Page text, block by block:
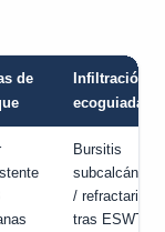
de
Infiltración
ecoguiada
Bursitis
subcalcánea
/ refractario
tras ESWT